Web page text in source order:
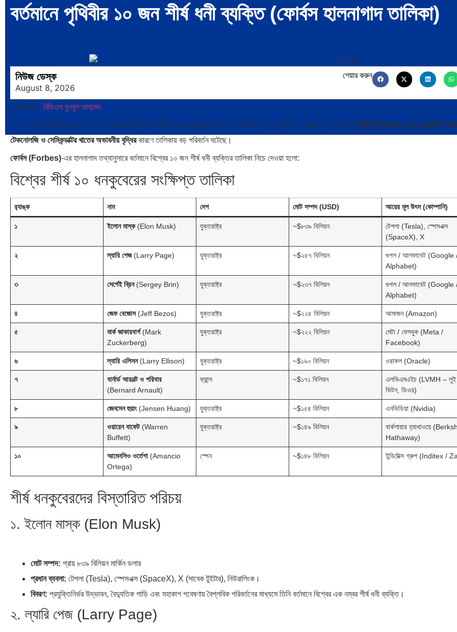
বর্তমানে পৃথিবীর ১০ জন শীর্ষ ধনী ব্যক্তি (ফোর্বস হালনাগাদ তালিকা)
নিউজ ডেস্ক
August 8, 2026
শেয়ার করুন
প্রতিবেদক: বিডিএস বুলবুল আহমেদ
২০২০ সালের তালিকার পর থেকে গত কয়েক বছরে বিশ্ব অর্থনীতি এবং ধনকুবেরদের সম্পদের পরিমাণে আমূল পরিবর্তন এসেছে। বিশেষ করেকৃত্রিম বুদ্ধিমত্তা (AI), বৈদ্যুতিক
টেকনোলজি ও সেমিকন্ডাক্টর খাতের অভাবনীয় বৃদ্ধিরকারণে তালিকায় বড় পরিবর্তন ঘটেছে।
ফোর্বস (Forbes)-এর হালনাগাদ তথ্যানুসারে বর্তমানে বিশ্বের ১০ জন শীর্ষ ধনী ব্যক্তির তালিকা নিচে দেওয়া হলো:
বিশ্বের শীর্ষ ১০ ধনকুবেরের সংক্ষিপ্ত তালিকা
র‍্যাঙ্ক নাম দেশ মোট সম্পদ (USD) আয়ের মূল উৎস (কোম্পানি)
১ ইলোন মাস্ক(Elon Musk) যুক্তরাষ্ট্র ~$৮৩৯ বিলিয়ন
টেপলা (Tesla), স্পেসএক্স
(SpaceX), X
২ ল্যারি পেজ(Larry Page) যুক্তরাষ্ট্র ~$২৫৭ বিলিয়ন
গুগল / আলফাবেট (Google
Alphabet)
৩ সের্গেই ব্রিন(Sergey Brin) যুক্তরাষ্ট্র ~$২৩৭ বিলিয়ন
গুগল / আলফাবেট (Google
Alphabet)
৪ জেফ বেজোস(Jeff Bezos) যুক্তরাষ্ট্র ~$২২৪ বিলিয়ন আমাজন (Amazon)
৫ মার্ক জাকারবার্গ(Mark
Zuckerberg)
যুক্তরাষ্ট্র ~$২২২ বিলিয়ন
মেটা / ফেসবুক (Meta /
Facebook)
৬ ল্যারি এলিসন(Larry Ellison) যুক্তরাষ্ট্র ~$১৯০ বিলিয়ন ওরাকল (Oracle)
৭
বার্নার্ড আরনল্ট ও পরিবার
(Bernard Arnault)
ফ্রান্স ~$১৭১ বিলিয়ন
এলভিএমএইচ (LVMH – লুই
ভিটন, ডিওর)
৮ জেনসেন হুয়াং(Jensen Huang) যুক্তরাষ্ট্র ~$১৫৪ বিলিয়ন এনভিডিয়া (Nvidia)
৯ ওয়ারেন বাফেট(Warren
Buffett)
যুক্তরাষ্ট্র ~$১৪৯ বিলিয়ন
বার্কশায়ার হ্যাথাওয়ে
Hathaway)
১০ আমেনসিও ওর্তেগা(Amancio
Ortega)
স্পেন ~$১৪৮ বিলিয়ন ইন্ডিটেক্স গ্রুপ (Inditex /
শীর্ষ ধনকুবেরদের বিস্তারিত পরিচয়
১. ইলোন মাস্ক (Elon Musk)
মোট সম্পদ: প্রায় ৮৩৯ বিলিয়ন মার্কিন ডলার
প্রধান ব্যবসা: টেপলা (Tesla), স্পেসএক্স (SpaceX), X (সাবেক টুইটার), নিউরালিংক।
বিবরণ: প্রযুক্তিনির্ভর উদ্ভাবন, বৈদ্যুতিক গাড়ি এবং মহাকাশ গবেষণায় বৈপ্লবিক পরিবর্তনের মাধ্যমে তিনি বর্তমানে বিশ্বের এক নম্বর শীর্ষ ধনী ব্যক্তি।
২. ল্যারি পেজ (Larry Page)